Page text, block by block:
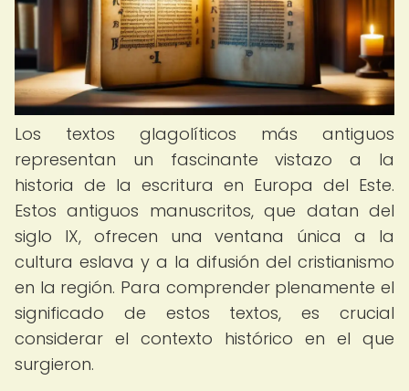
Los textos glagolíticos más antiguos
representan un fascinante vistazo a la
historia de la escritura en Europa del Este.
Estos antiguos manuscritos, que datan del
siglo IX, ofrecen una ventana única a la
cultura eslava y a la difusión del cristianismo
en la región. Para comprender plenamente el
significado de estos textos, es crucial
considerar el contexto histórico en el que
surgieron.